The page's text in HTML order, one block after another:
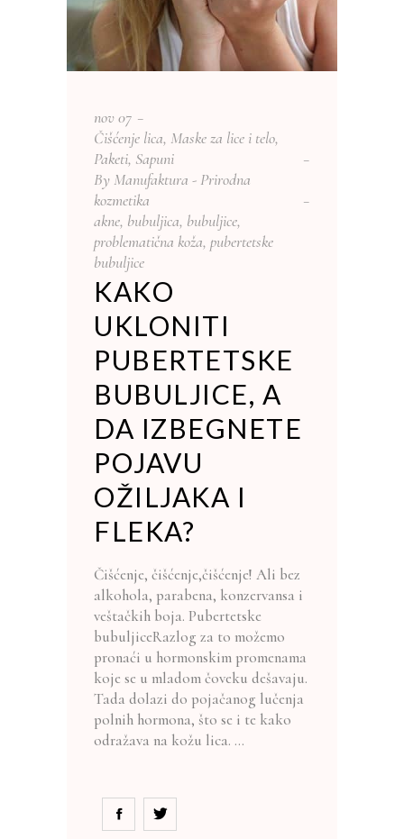
nov07
Čišćenje lica, Maske za lice i telo,
Paketi, Sapuni
By Manufaktura - Prirodna
kozmetika
akne, bubuljica, bubuljice,
problematična koža, pubertetske
bubuljice
KAKO
UKLONITI
PUBERTETSKE
BUBULJICE, A
DA IZBEGNETE
POJAVU
OŽILJAKA I
FLEKA?
Čišćenje, čišćenje,čišćenje! Ali bez
alkohola, parabena, konzervansa i
veštačkih boja. Pubertetske
bubuljiceRazlog za to možemo
pronaći u hormonskim promenama
koje se u mladom čoveku dešavaju.
Tada dolazi do pojačanog lučenja
polnih hormona, što se i te kako
odražava na kožu lica.